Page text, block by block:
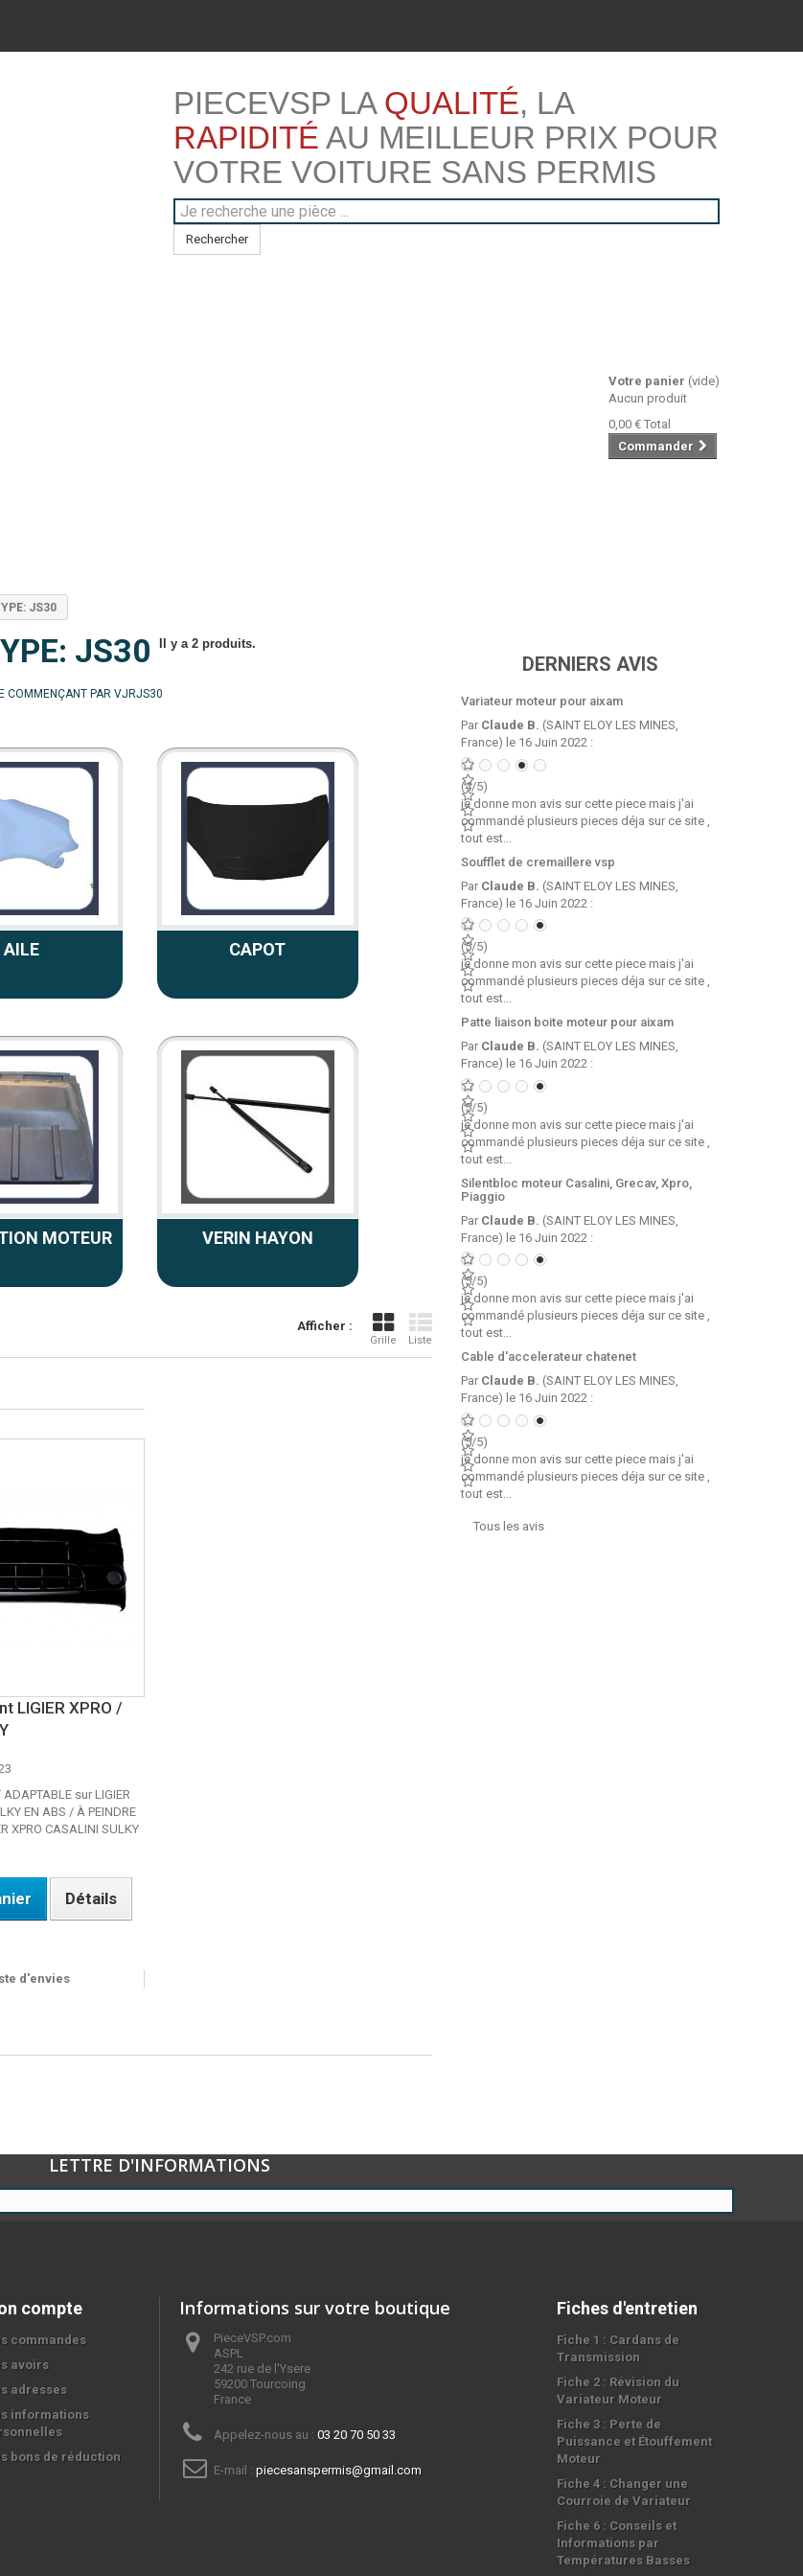
PIECEVSP LA QUALITÉ, LA
RAPIDITÉ AU MEILLEUR PRIX POUR
VOTRE VOITURE SANS PERMIS
Rechercher
Votre panier (vide)
Aucun produit
0,00 € Total
Commander
JS30
JS30 Il y a 2 produits.
COMMENÇANT PAR VJRJS30
AILE CAPOT
MOTEUR VERIN HAYON
Afficher :
Grille Liste
LIGIER XPRO /
sur LIGIER
EN ABS / À PEINDRE
XPRO CASALINI SULKY
Détails
d'envies
DERNIERS AVIS
Variateur moteur pour aixam
Par Claude B. (SAINT ELOY LES MINES,
France) le 16 Juin 2022 :
(4/5)
je donne mon avis sur cette piece mais j'ai
commandé plusieurs pieces déja sur ce site ,
tout est...
Soufflet de cremaillere vsp
Par Claude B. (SAINT ELOY LES MINES,
France) le 16 Juin 2022 :
(5/5)
je donne mon avis sur cette piece mais j'ai
commandé plusieurs pieces déja sur ce site ,
tout est...
Patte liaison boite moteur pour aixam
Par Claude B. (SAINT ELOY LES MINES,
France) le 16 Juin 2022 :
(5/5)
je donne mon avis sur cette piece mais j'ai
commandé plusieurs pieces déja sur ce site ,
tout est...
Silentbloc moteur Casalini, Grecav, Xpro,
Piaggio
Par Claude B. (SAINT ELOY LES MINES,
France) le 16 Juin 2022 :
(5/5)
je donne mon avis sur cette piece mais j'ai
commandé plusieurs pieces déja sur ce site ,
tout est...
Cable d'accelerateur chatenet
Par Claude B. (SAINT ELOY LES MINES,
France) le 16 Juin 2022 :
(5/5)
je donne mon avis sur cette piece mais j'ai
commandé plusieurs pieces déja sur ce site ,
tout est...
Tous les avis
LETTRE D'INFORMATIONS
compte
commandes
avoirs
adresses
informations
bons de réduction
Informations sur votre boutique
PieceVSP.com
ASPL
242 rue de l'Ysere
59200 Tourcoing
France
Appelez-nous au : 03 20 70 50 33
E-mail : piecesanspermis@gmail.com
Fiches d'entretien
Fiche 1 : Cardans de
Transmission
Fiche 2 : Révision du
Variateur Moteur
Fiche 3 : Perte de
Puissance et Étouffement
Moteur
Fiche 4 : Changer une
Courroie de Variateur
Fiche 6 : Conseils et
Informations par
Températures Basses